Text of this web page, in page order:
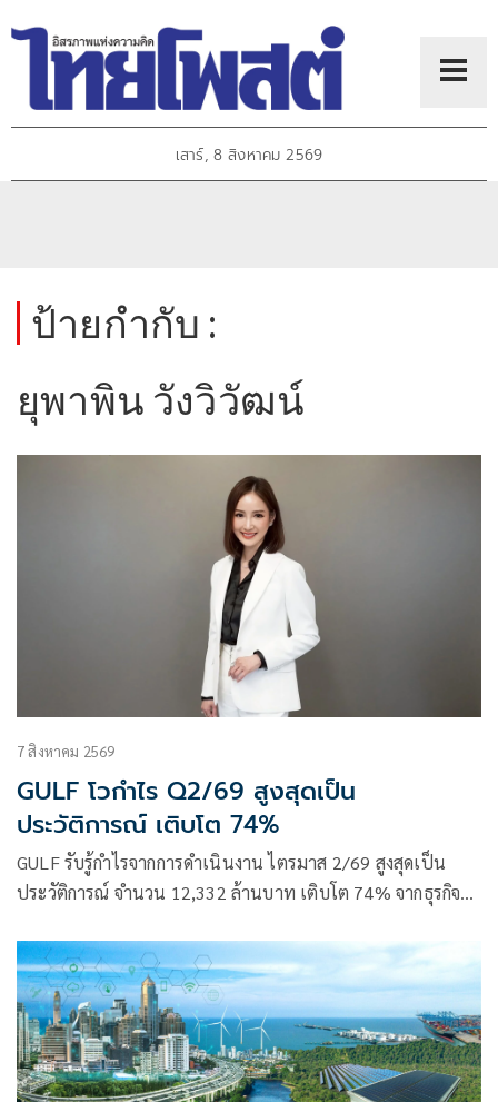
เสาร์, 8 สิงหาคม 2569
ป้ายกำกับ :
ยุพาพิน วังวิวัฒน์
7 สิงหาคม 2569
GULF โวกำไร Q2/69 สูงสุดเป็น
ประวัติการณ์ เติบโต 74%
GULF รับรู้กำไรจากการดำเนินงาน ไตรมาส 2/69 สูงสุดเป็น
ประวัติการณ์ จำนวน 12,332 ล้านบาท เติบโต 74% จากธุรกิจ